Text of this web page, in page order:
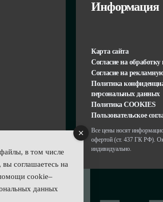
Информация
Карта сайта
Согласие на
Согласие на
Политика
персональных данных
Политика COOKIES
Пользовательское
Все цены носят
офертой (ст. 437 ГК РФ).
индивидуально.
в том числе
вы соглашаетесь на
cookie–
данных